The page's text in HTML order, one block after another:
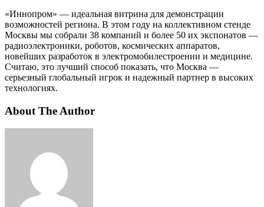
«Иннопром» — идеальная витрина для демонстрации
возможностей региона. В этом году на коллективном стенде
Москвы мы собрали 38 компаний и более 50 их экспонатов —
радиоэлектроники, роботов, космических аппаратов,
новейших разработок в электромобилестроении и медицине.
Считаю, это лучший способ показать, что Москва —
серьезный глобальный игрок и надежный партнер в высоких
технологиях.
About The Author